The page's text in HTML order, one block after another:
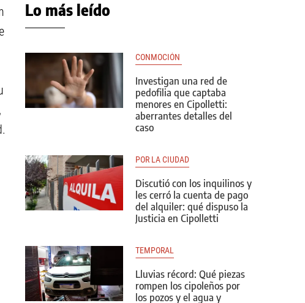
Lo más leído
CONMOCIÓN
Investigan una red de
pedofilia que captaba
menores en Cipolletti:
aberrantes detalles del
caso
POR LA CIUDAD
Discutió con los inquilinos y
les cerró la cuenta de pago
del alquiler: qué dispuso la
Justicia en Cipolletti
TEMPORAL
Lluvias récord: Qué piezas
rompen los cipoleños por
los pozos y el agua y